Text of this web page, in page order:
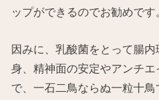
ップができるのでお勧めです
因みに、乳酸菌をとって腸
身、精神面の安定やアンチエ
で、一石二鳥ならぬ一粒十